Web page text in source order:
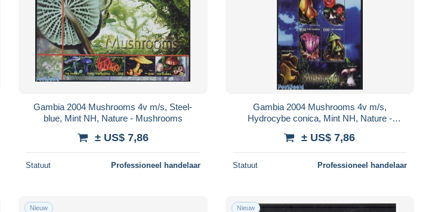
Gambia 2004 Mushrooms 4v m/s, Steel-
blue, Mint NH, Nature - Mushrooms
± US$ 7,86
Statuut Professioneel handelaar
Gambia 2004 Mushrooms 4v m/s,
Hydrocybe conica, Mint NH, Nature -
± US$ 7,86
Statuut Professioneel handelaar
Nieuw Nieuw